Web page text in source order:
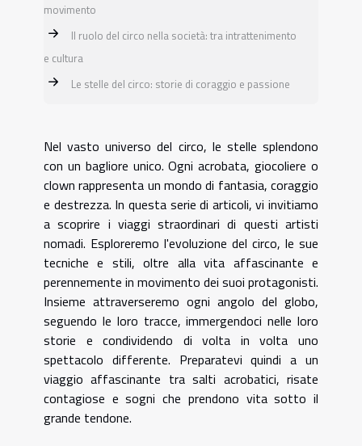
movimento
Il ruolo del circo nella società: tra intrattenimento
e cultura
Le stelle del circo: storie di coraggio e passione
Nel vasto universo del circo, le stelle splendono
con un bagliore unico. Ogni acrobata, giocoliere o
clown rappresenta un mondo di fantasia, coraggio
e destrezza. In questa serie di articoli, vi invitiamo
a scoprire i viaggi straordinari di questi artisti
nomadi. Esploreremo l'evoluzione del circo, le sue
tecniche e stili, oltre alla vita affascinante e
perennemente in movimento dei suoi protagonisti.
Insieme attraverseremo ogni angolo del globo,
seguendo le loro tracce, immergendoci nelle loro
storie e condividendo di volta in volta uno
spettacolo differente. Preparatevi quindi a un
viaggio affascinante tra salti acrobatici, risate
contagiose e sogni che prendono vita sotto il
grande tendone.